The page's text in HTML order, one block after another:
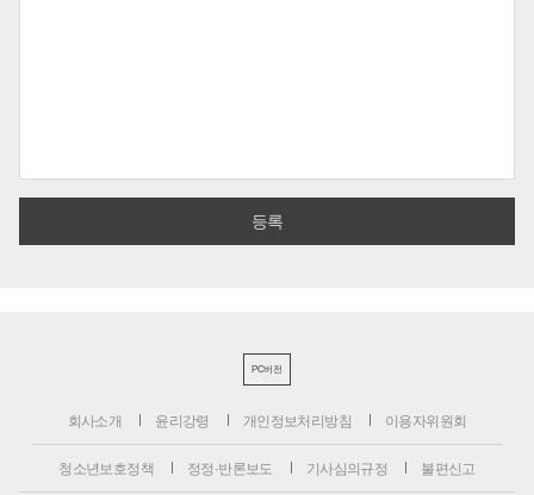
PC버전
회사소개 윤리강령 개인정보처리방침 이용자위원회
청소년보호정책 정정·반론보도 기사심의규정 불편신고